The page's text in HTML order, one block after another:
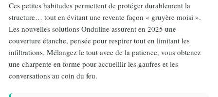
Ces petites habitudes permettent de protéger durablement la
structure… tout en évitant une revente façon « gruyère moisi ».
Les nouvelles solutions Onduline assurent en 2025 une
couverture étanche, pensée pour respirer tout en limitant les
infiltrations. Mélangez le tout avec de la patience, vous obtenez
une charpente en forme pour accueillir les gaufres et les
conversations au coin du feu.